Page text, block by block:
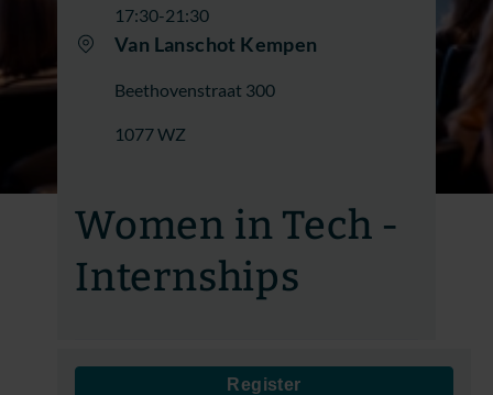
17:30-21:30
Van Lanschot Kempen
Beethovenstraat 300
1077 WZ
Women in Tech -
Internships
Register